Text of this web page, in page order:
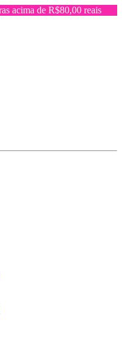
acima de R$80,00 reais